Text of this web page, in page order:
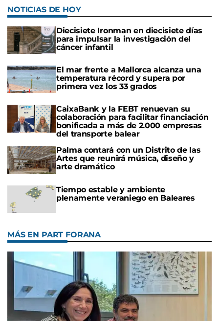
NOTICIAS DE HOY
Diecisiete Ironman en diecisiete días
para impulsar la investigación del
cáncer infantil
El mar frente a Mallorca alcanza una
temperatura récord y supera por
primera vez los 33 grados
CaixaBank y la FEBT renuevan su
colaboración para facilitar financiación
bonificada a más de 2.000 empresas
del transporte balear
Palma contará con un Distrito de las
Artes que reunirá música, diseño y
arte dramático
Tiempo estable y ambiente
plenamente veraniego en Baleares
MÁS EN PART FORANA